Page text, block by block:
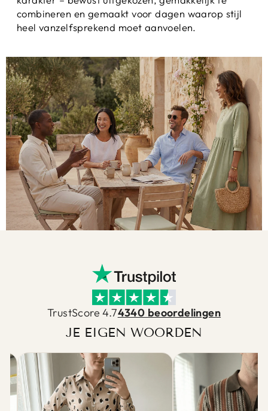
combineren en gemaakt voor dagen waarop stijl
heel vanzelfsprekend moet aanvoelen.
TrustScore 4.74340 beoordelingen
JE EIGEN WOORDEN